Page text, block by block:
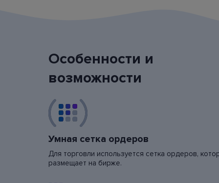
Особенности и
возможности
Умная сетка ордеров
Для торговли используется сетка ордеров,
размещает на бирже.